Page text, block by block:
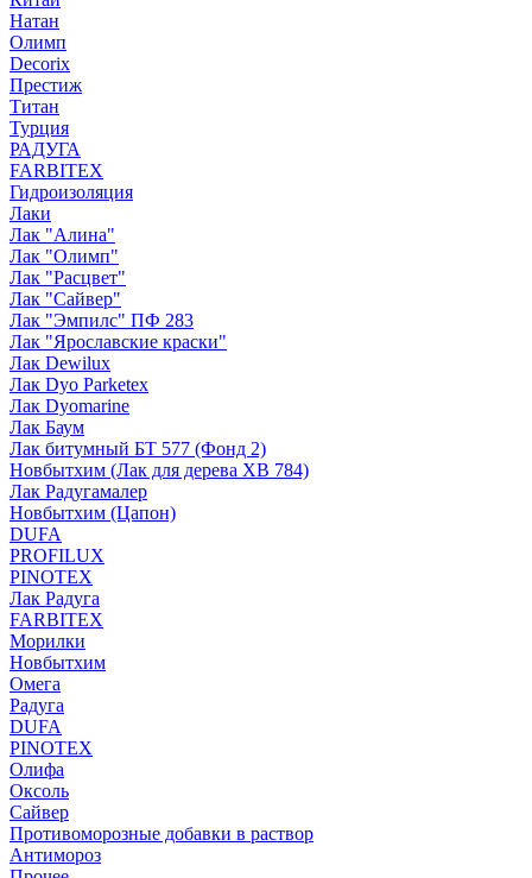
Натан
Олимп
Decorix
Престиж
Титан
Турция
РАДУГА
FARBITEX
Гидроизоляция
Лаки
Лак "Алина"
Лак "Олимп"
Лак "Расцвет"
Лак "Сайвер"
Лак "Эмпилс" ПФ 283
Лак "Ярославские краски"
Лак Dewilux
Лак Dyo Parketex
Лак Dyomarine
Лак Баум
Лак битумный БТ 577 (Фонд 2)
Новбытхим (Лак для дерева ХВ 784)
Лак Радугамалер
Новбытхим (Цапон)
DUFA
PROFILUX
PINOTEX
Лак Радуга
FARBITEX
Морилки
Новбытхим
Омега
Радуга
DUFA
PINOTEX
Олифа
Оксоль
Сайвер
Противоморозные добавки в раствор
Антимороз